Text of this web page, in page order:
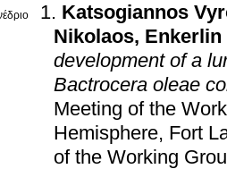
Katsogiannos
Nikolaos, Enkerlin
development of a
Bactrocera oleae
Meeting of the
Hemisphere, Fort
of the Working